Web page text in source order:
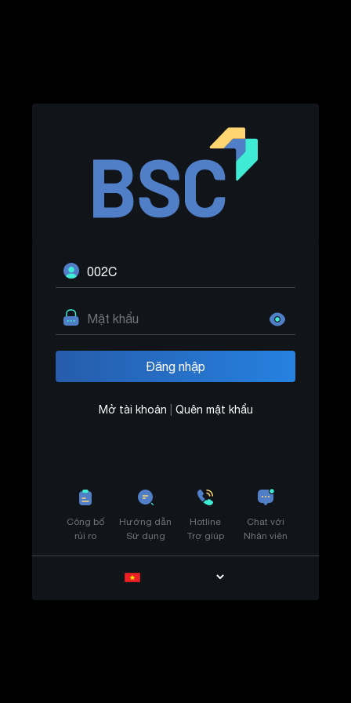
Mở tài khoản Quên mật khẩu
Công bố
rủi ro
Hướng dẫn
Sử dụng
Hotline
Trợ giúp
Chat với
Nhân viên